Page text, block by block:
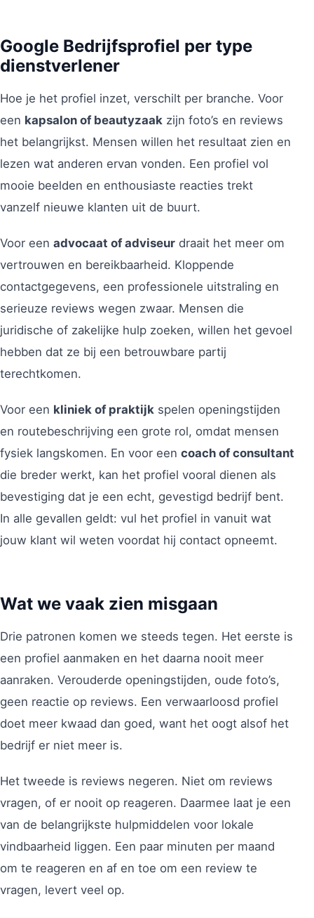
Google Bedrijfsprofiel per type
dienstverlener
Hoe je het profiel inzet, verschilt per branche. Voor
een kapsalon of beautyzaak zijn foto’s en reviews
het belangrijkst. Mensen willen het resultaat zien en
lezen wat anderen ervan vonden. Een profiel vol
mooie beelden en enthousiaste reacties trekt
vanzelf nieuwe klanten uit de buurt.
Voor een advocaat of adviseur draait het meer om
vertrouwen en bereikbaarheid. Kloppende
contactgegevens, een professionele uitstraling en
serieuze reviews wegen zwaar. Mensen die
juridische of zakelijke hulp zoeken, willen het gevoel
hebben dat ze bij een betrouwbare partij
terechtkomen.
Voor een kliniek of praktijk spelen openingstijden
en routebeschrijving een grote rol, omdat mensen
fysiek langskomen. En voor een coach of consultant
die breder werkt, kan het profiel vooral dienen als
bevestiging dat je een echt, gevestigd bedrijf bent.
In alle gevallen geldt: vul het profiel in vanuit wat
jouw klant wil weten voordat hij contact opneemt.
Wat we vaak zien misgaan
Drie patronen komen we steeds tegen. Het eerste is
een profiel aanmaken en het daarna nooit meer
aanraken. Verouderde openingstijden, oude foto’s,
geen reactie op reviews. Een verwaarloosd profiel
doet meer kwaad dan goed, want het oogt alsof het
bedrijf er niet meer is.
Het tweede is reviews negeren. Niet om reviews
vragen, of er nooit op reageren. Daarmee laat je een
van de belangrijkste hulpmiddelen voor lokale
vindbaarheid liggen. Een paar minuten per maand
om te reageren en af en toe om een review te
vragen, levert veel op.